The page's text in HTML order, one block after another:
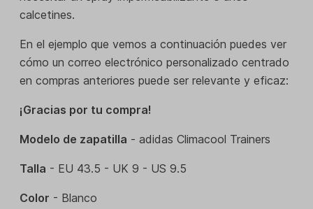
calcetines.
En el ejemplo que vemos a continuación puedes ver
cómo un correo electrónico personalizado centrado
en compras anteriores puede ser relevante y eficaz:
¡Gracias por tu compra!
Modelo de zapatilla - adidas Climacool Trainers
Talla - EU 43.5 - UK 9 - US 9.5
Color - Blanco